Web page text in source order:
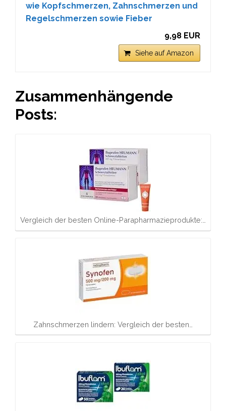
wie Kopfschmerzen, Zahnschmerzen und
Regelschmerzen sowie Fieber
9,98 EUR
Siehe auf Amazon
Zusammenhängende
Posts:
Vergleich der besten Online-Parapharmazieprodukte:…
Zahnschmerzen lindern: Vergleich der besten…